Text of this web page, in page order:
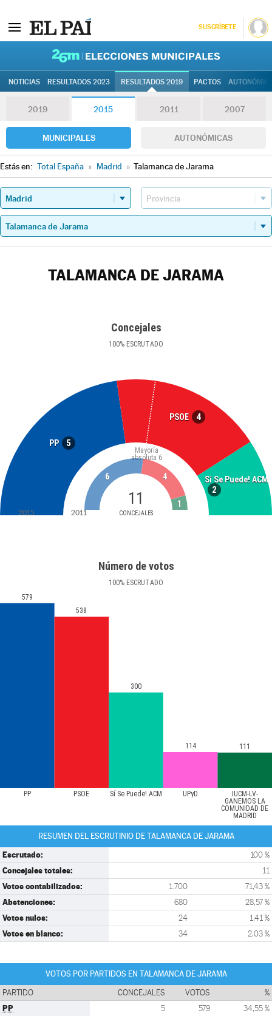
SUSCRÍBETE
NOTICIAS RESULTADOS 2023 RESULTADOS 2019 PACTOS
2019 2015 2011 2007
MUNICIPALES AUTONÓMICAS
Estás en: Total España » Madrid » Talamanca de Jarama
TALAMANCA DE JARAMA
Concejales
100% ESCRUTADO
PP 5
PSOE 4
Sí Se Puede! ACM
2
11
CONCEJALES
Mayoría
absoluta 6
6 4
1
2015 2011
Número de votos
100% ESCRUTADO
PP PSOE Sí Se Puede! ACM UPyD
IUCM-LV-
GANEMOS LA
COMUNIDAD DE
MADRID
579
538
300
114 111
RESUMEN DEL ESCRUTINIO DE TALAMANCA DE JARAMA
Escrutado: 100 %
Concejales totales: 11
Votos contabilizados: 1.700 71,43 %
Abstenciones: 680 28,57 %
Votos nulos: 24 1,41 %
Votos en blanco: 34 2,03 %
VOTOS POR PARTIDOS EN TALAMANCA DE JARAMA
PARTIDO CONCEJALES VOTOS %
PP 5 579 34,55 %